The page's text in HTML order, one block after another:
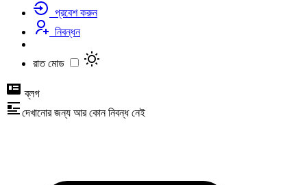
প্রবেশ করুন
নিবন্ধন
রাত মোড
ব্লগ
দেখানোর জন্য আর কোন নিবন্ধ নেই